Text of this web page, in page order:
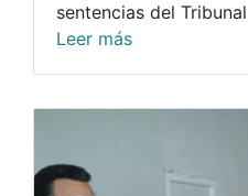
sentencias del
Leer más